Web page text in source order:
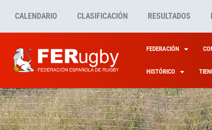
CALENDARIO CLASIFICACIÓN RESULTADOS
FEDERACIÓN
HISTÓRICO